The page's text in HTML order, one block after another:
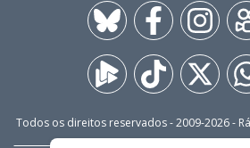
Todos os direitos reservados - 2009-2026-